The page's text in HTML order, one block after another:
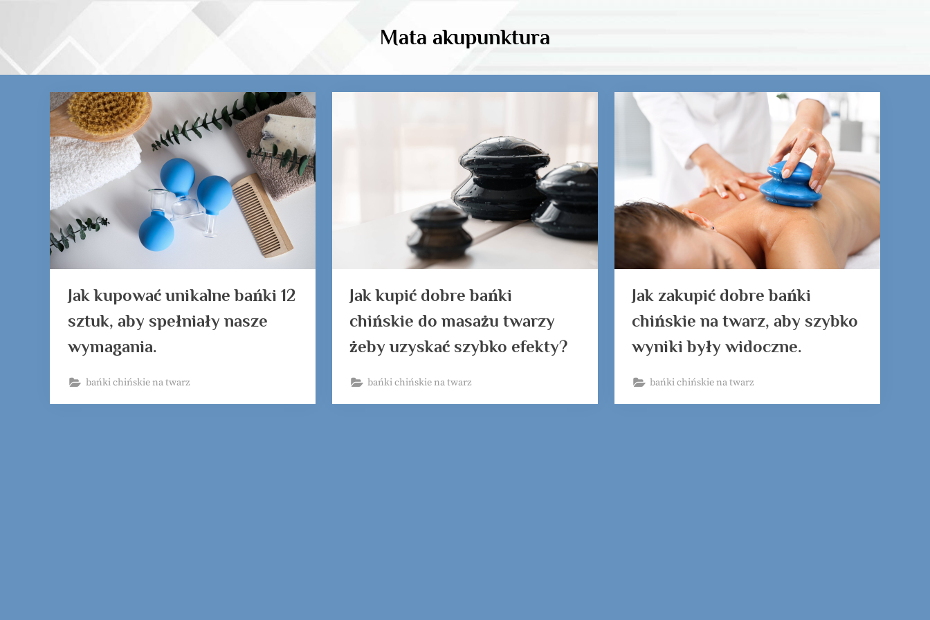
content
Mata akupunktura
Kategoria:
bańki
chińskie
na
twarz
Jak kupować unikalne bańki 12
sztuk, aby spełniały nasze
wymagania.
bańki chińskie na twarz
Jak kupić dobre bańki
chińskie do masażu twarzy
żeby uzyskać szybko efekty?
bańki chińskie na twarz
Jak zakupić dobre bańki
chińskie na twarz, aby szybko
wyniki były widoczne.
bańki chińskie na twarz